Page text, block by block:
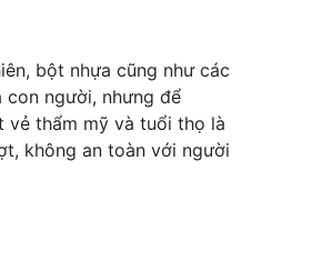
bột nhựa cũng như các
người, nhưng để
vẻ thẩm mỹ và tuổi thọ là
không an toàn với người